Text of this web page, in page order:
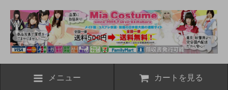
メニュー カートを見る